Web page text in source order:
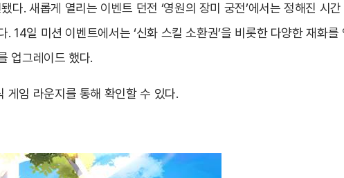
다. 새롭게 열리는 이벤트 던전 ‘영원의 장미 궁전’에서는 정해진 시
14일 미션 이벤트에서는 ‘신화 스킬 소환권’을 비롯한 다양한 재화
업그레이드 했다.
게임 라운지를 통해 확인할 수 있다.